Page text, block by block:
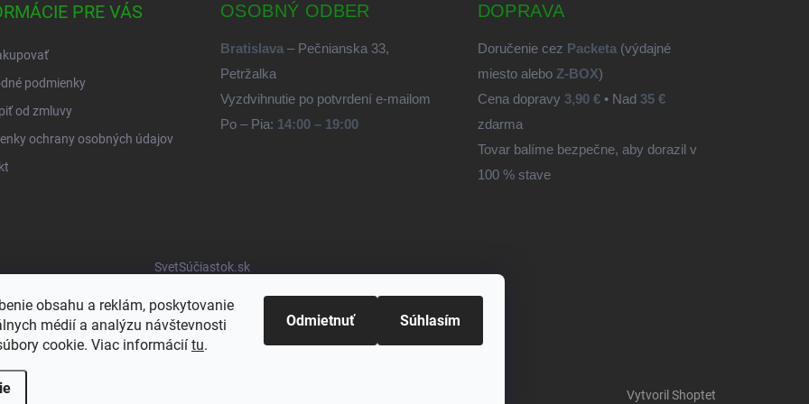
obsahu a reklám, poskytovanie
médií a analýzu návštevnosti
cookie. Viac informácií tu.
Odmietnuť Súhlasím
PRE VÁS
podmienky
od zmluvy
ochrany osobných údajov
OSOBNÝ ODBER
Bratislava – Pečnianska 33,
Petržalka
Vyzdvihnutie po potvrdení e-mailom
Po – Pia: 14:00 – 19:00
DOPRAVA
Doručenie cez Packeta(výdajné
miesto alebo Z-BOX)
Cena dopravy 3,90 €• Nad 35 €
zdarma
Tovar balíme bezpečne, aby dorazil v
100 % stave
SvetSúčiastok.sk
Vytvoril Shoptet